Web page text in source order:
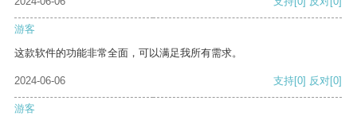
游客
这款软件的功能非常全面，可以满足我所有需求。
2024-06-06 支持[0] 反对[0]
游客